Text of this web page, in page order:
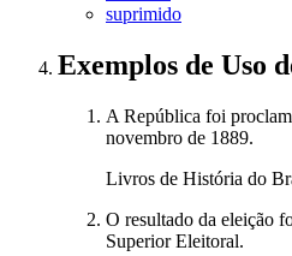
suprimido
Exemplos de Uso
A República foi
novembro de 1889.
Livros de História do
O resultado da eleição
Superior Eleitoral.